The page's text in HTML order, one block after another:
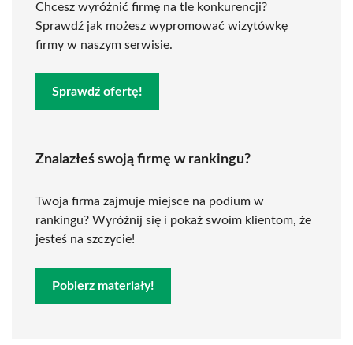
Chcesz wyróżnić firmę na tle konkurencji?
Sprawdź jak możesz wypromować wizytówkę
firmy w naszym serwisie.
Sprawdź ofertę!
Znalazłeś swoją firmę w rankingu?
Twoja firma zajmuje miejsce na podium w
rankingu? Wyróżnij się i pokaż swoim klientom, że
jesteś na szczycie!
Pobierz materiały!